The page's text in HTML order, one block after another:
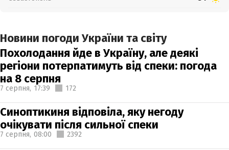
Новини погоди України та світу
Похолодання йде в Україну, але деякі
регіони потерпатимуть від спеки: погода
на 8 серпня
7 серпня, 17:39 172
Синоптикиня відповіла, яку негоду
очікувати після сильної спеки
7 серпня, 08:00 2392